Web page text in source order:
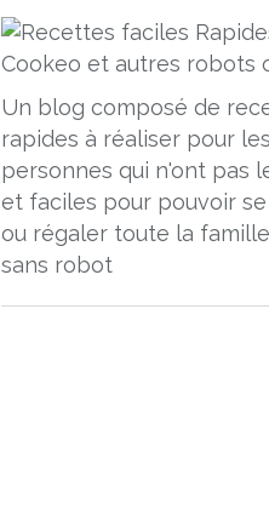
Un blog composé de
rapides à réaliser pour les
personnes qui n'ont pas
et faciles pour pouvoir
ou régaler toute la
sans robot